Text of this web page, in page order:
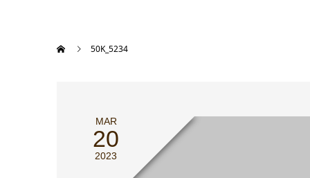
50K_5234
MAR
20
2023